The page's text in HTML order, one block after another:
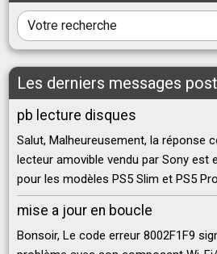
Les derniers messages
pb lecture disques
Salut, Malheureusement, la réponse
lecteur amovible vendu par Sony est
pour les modèles PS5 Slim et PS5
mise a jour en boucle
Bonsoir, Le code erreur 8002F1F9